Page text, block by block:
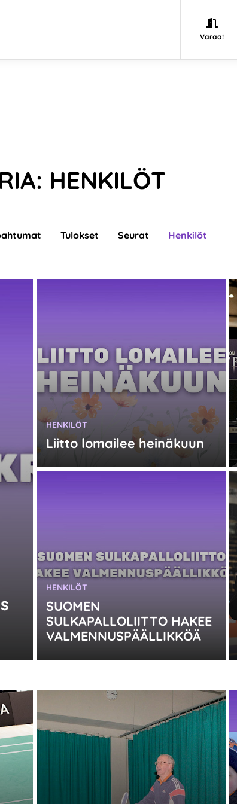
Varaa!
HENKILÖT
Tulokset Seurat Henkilöt
Liitto lomailee heinäkuun
KATEGORIA:
HENKILÖT
SUOMEN
SULKAPALLOLIITTO HAKEE
VALMENNUSPÄÄLLIKKÖÄ
KATEGORIA:
HENKILÖT